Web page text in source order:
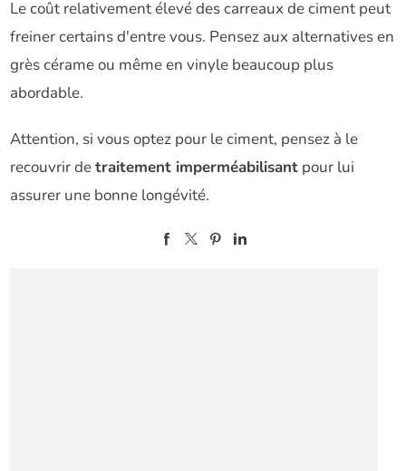
Le coût relativement élevé des carreaux de ciment peut
freiner certains d'entre vous. Pensez aux alternatives en
grès cérame ou même en vinyle beaucoup plus
abordable.
Attention, si vous optez pour le ciment, pensez à le
recouvrir detraitement imperméabilisant pour lui
assurer une bonne longévité.